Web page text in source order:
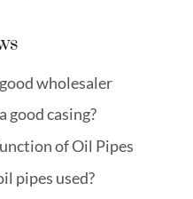
wholesaler
good casing?
of Oil Pipes
pipes used?